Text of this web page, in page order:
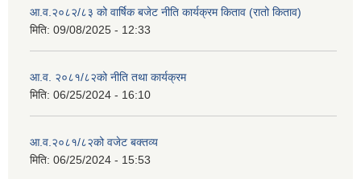
आ.व.२०८२/८३ को वार्षिक बजेट नीति कार्यक्रम किताव (रातो किताव)
मिति: 09/08/2025 - 12:33
आ.व. २०८१/८२को नीति तथा कार्यक्रम
मिति: 06/25/2024 - 16:10
आ.व.२०८१/८२को वजेट बक्तव्य
मिति: 06/25/2024 - 15:53